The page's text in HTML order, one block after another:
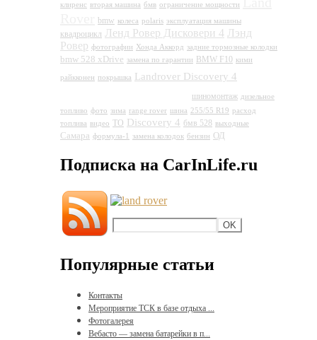
клиренс вторая машина бмв ограничение мощности
bmw колеса polaris эксплуатация машины
квадроцикл Ленд Ровер Дисковери 4 Лэнд
Ровер фотографии Хонда Аккорд задние тормозные колодки
bmw 528 xDrive замена по гарантии BMW F10 кими
райкконен покрышка Landrover Discovery 4
шиномонтаж дизельное
топливо фото зима range rover шина 255/55 R19 расход
топлива видео ТО Discovery 4 бмв 528 выходные
Самара формула-1 замена колодок бензин ОД
Подписка на CarInLife.ru
Популярные статьи
Контакты
Мероприятие ТСК в базе отдыха ...
Фотогалерея
Вебасто — замена батарейки в п...